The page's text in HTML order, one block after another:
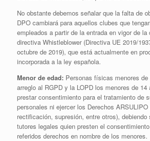
No obstante debemos señalar que la falta de
DPO cambiará para aquellos clubes que
empleados a partir de la entrada en vigor de la
directiva Whistleblower (Directiva UE 2019/
octubre de 2019), que está actualmente en
incorporada a la ley española.
Menor de edad: Personas físicas menores
arreglo al RGPD y la LOPD los menores de 14
prestar consentimiento para el tratamiento de
personales ni ejercer los Derechos
rectificación, supresión, entre otros),
tutores legales quien presten el
referidos derechos en nombre de los menores.